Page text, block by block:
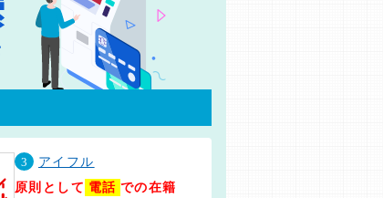
3
アイフル
原則として 電話 での在籍